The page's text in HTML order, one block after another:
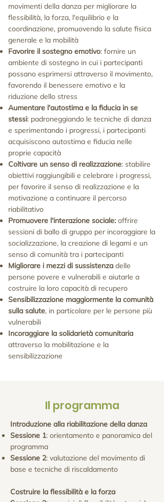
movimenti della danza per migliorare la
flessibilità, la forza, l'equilibrio e la
coordinazione, promuovendo la salute fisica
generale e la mobilità
Favorire il sostegno emotivo: fornire un
ambiente di sostegno in cui i partecipanti
possano esprimersi attraverso il movimento,
favorendo il benessere emotivo e la
riduzione dello stress
Aumentare l'autostima e la fiducia in se
stessi: padroneggiando le tecniche di danza
e sperimentando i progressi, i partecipanti
acquisiscono autostima e fiducia nelle
proprie capacità
Coltivare un senso di realizzazione: stabilire
obiettivi raggiungibili e celebrare i progressi,
per favorire il senso di realizzazione e la
motivazione a continuare il percorso
riabilitativo
Promuovere l'interazione sociale: offrire
sessioni di ballo di gruppo per incoraggiare la
socializzazione, la creazione di legami e un
senso di comunità tra i partecipanti
Migliorare i mezzi di sussistenza delle
persone povere e vulnerabili e aiutarle a
costruire la loro capacità di recupero
Sensibilizzazione maggiormente la comunità
sulla salute, in particolare per le persone più
vulnerabili
Incoraggiare la solidarietà comunitaria
attraverso la mobilitazione e la
sensibilizzazione
Il programma
Introduzione alla riabilitazione della danza
Sessione 1: orientamento e panoramica del
programma
Sessione 2: valutazione del movimento di
base e tecniche di riscaldamento
Costruire la flessibilità e la forza